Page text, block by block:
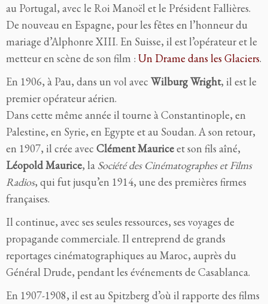
au Portugal, avec le Roi Manoël et le Président Fallières.
De nouveau en Espagne, pour les fêtes en l’honneur du
mariage d’Alphonre XIII. En Suisse, il est l’opérateur et le
metteur en scène de son film : Un Drame dans les Glaciers.
En 1906, à Pau, dans un vol avec Wilburg Wright, il est le
premier opérateur aérien.
Dans cette même année il tourne à Constantinople, en
Palestine, en Syrie, en Egypte et au Soudan. A son retour,
en 1907, il crée avec Clément Mauriceet son fils aîné,
Léopold Maurice, la Société des Cinématographes et Films
Radios, qui fut jusqu’en 1914, une des premières firmes
françaises.
Il continue, avec ses seules ressources, ses voyages de
propagande commerciale. Il entreprend de grands
reportages cinématographiques au Maroc, auprès du
Général Drude, pendant les événements de Casablanca.
En 1907-1908, il est au Spitzberg d’où il rapporte des films